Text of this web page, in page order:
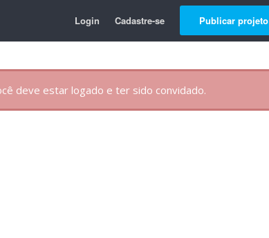
Login Cadastre-se Publicar projeto
deve estar logado e ter sido convidado.